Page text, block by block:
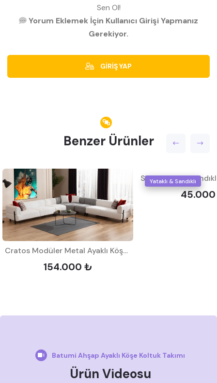
Sen Ol!
Yorum Eklemek İçin Kullanıcı Girişi Yapmanız
Gerekiyor.
GİRİŞ YAP
Benzer Ürünler
Cratos Modüler Metal Ayaklı Köşe Koltuk Takımı
154.000 ₺
Yataklı & Sandıklı
Batumi Ahşap Ayaklı Köşe Koltuk Takımı
Ürün Videosu